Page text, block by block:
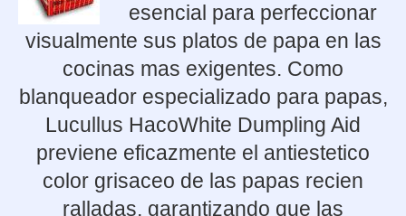
esencial para perfeccionar
visualmente sus platos de papa en las
cocinas mas exigentes. Como
blanqueador especializado para papas,
Lucullus HacoWhite Dumpling Aid
previene eficazmente el antiestetico
color grisaceo de las papas recien
ralladas, garantizando que las